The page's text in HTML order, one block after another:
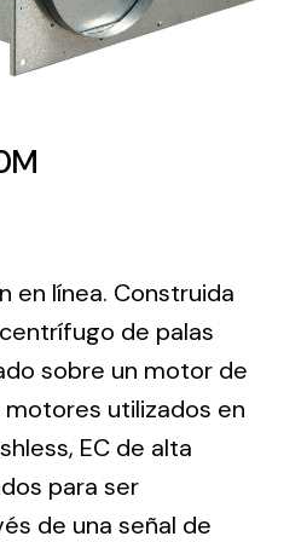
and need
y equipos de
en línea. Construida
de palas
sobre un motor de
utilizados en
EC de alta
para ser
de una señal de